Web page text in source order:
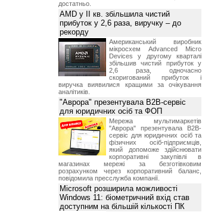
достатньо.
AMD у II кв. збільшила чистий
прибуток у 2,6 раза, виручку – до
рекорду
Американський виробник
мікросхем Advanced Micro
Devices у другому кварталі
збільшив чистий прибуток у
2,6 раза, одночасно
скоригований прибуток і
виручка виявилися кращими за очікування
аналітиків.
"Аврора" презентувала B2B-сервіс
для юридичних осіб та ФОП
Мережа мультимаркетів
"Аврора" презентувала B2B-
сервіс для юридичних осіб та
фізичних осіб-підприємців,
який допоможе здійснювати
корпоративні закупівлі в
магазинах мережі за безготівковим
розрахунком через корпоративний баланс,
повідомила пресслужба компанії.
Microsoft розширила можливості
Windows 11: біометричний вхід став
доступним на більшій кількості ПК